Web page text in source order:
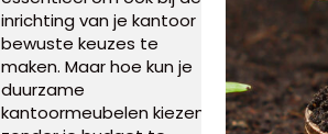
inrichting van je kantoor
bewuste keuzes te
maken. Maar hoe kun je
duurzame
kantoormeubelen kiezen